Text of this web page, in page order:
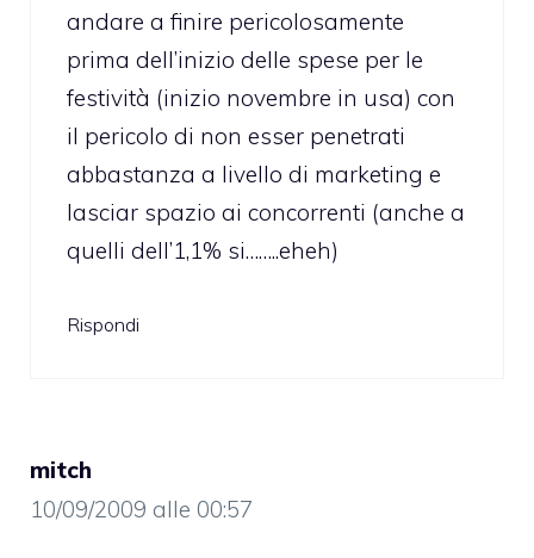
andare a finire pericolosamente
prima dell’inizio delle spese per le
festività (inizio novembre in usa) con
il pericolo di non esser penetrati
abbastanza a livello di marketing e
lasciar spazio ai concorrenti (anche a
quelli dell’1,1% si……..eheh)
Rispondi
mitch
10/09/2009 alle 00:57